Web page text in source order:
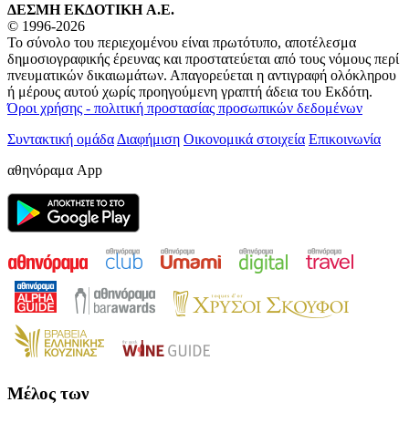
ΔΕΣΜΗ ΕΚΔΟΤΙΚΗ A.E.
© 1996-2026
Το σύνολο του περιεχομένου είναι πρωτότυπο, αποτέλεσμα
δημοσιογραφικής έρευνας και προστατεύεται από τους νόμους περί
πνευματικών δικαιωμάτων. Απαγορεύεται η αντιγραφή ολόκληρου
ή μέρους αυτού χωρίς προηγούμενη γραπτή άδεια του Εκδότη.
Όροι χρήσης - πολιτική προστασίας προσωπικών δεδομένων
Συντακτική ομάδα Διαφήμιση Οικονομικά στοιχεία Επικοινωνία
αθηνόραμα App
Μέλος των